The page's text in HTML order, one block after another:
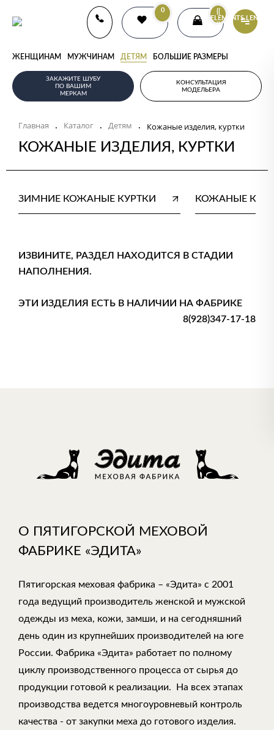
0
{{
ELEMENTS.LENGTH
}}
ЖЕНЩИНАМ МУЖЧИНАМ ДЕТЯМ БОЛЬШИЕ РАЗМЕРЫ
ЗАКАЖИТЕ ШУБУ
ПО ВАШИМ
МЕРКАМ
КОНСУЛЬТАЦИЯ
МОДЕЛЬЕРА
Главная . Каталог . Детям . Кожаные изделия, куртки
КОЖАНЫЕ ИЗДЕЛИЯ, КУРТКИ
ЗИМНИЕ КОЖАНЫЕ КУРТКИ КОЖАНЫЕ
ИЗВИНИТЕ, РАЗДЕЛ НАХОДИТСЯ В СТАДИИ
НАПОЛНЕНИЯ.
ЭТИ ИЗДЕЛИЯ ЕСТЬ В НАЛИЧИИ НА ФАБРИКЕ
8(928)347-17-18
О ПЯТИГОРСКОЙ МЕХОВОЙ
ФАБРИКЕ «ЭДИТА»
Пятигорская меховая фабрика – «Эдита» с 2001
года ведущий производитель женской и мужской
одежды из меха, кожи, замши, и на сегодняшний
день один из крупнейших производителей на юге
России. Фабрика «Эдита» работает по полному
циклу производственного процесса от сырья до
продукции готовой к реализации. На всех этапах
производства ведется многоуровневый контроль
качества - от закупки меха до готового изделия.